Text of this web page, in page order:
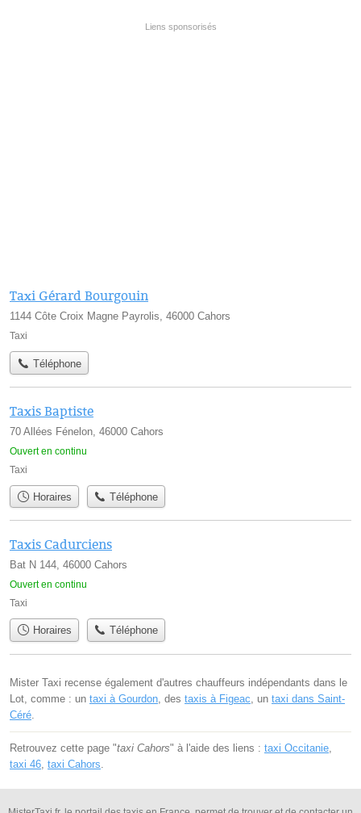
Taxi Gérard Bourgouin
1144 Côte Croix Magne Payrolis, 46000 Cahors
Taxi
Téléphone
Taxis Baptiste
70 Allées Fénelon, 46000 Cahors
Ouvert en continu
Taxi
Horaires Téléphone
Taxis Cadurciens
Bat N 144, 46000 Cahors
Ouvert en continu
Taxi
Horaires Téléphone
Mister Taxi recense également d'autres chauffeurs indépendants dans le
Lot, comme : un taxi à Gourdon , des taxis à Figeac , un taxi dans Saint-
Céré
Retrouvez cette page "taxi Cahors" à l'aide des liens : taxi Occitanie
taxi 46 taxi Cahors